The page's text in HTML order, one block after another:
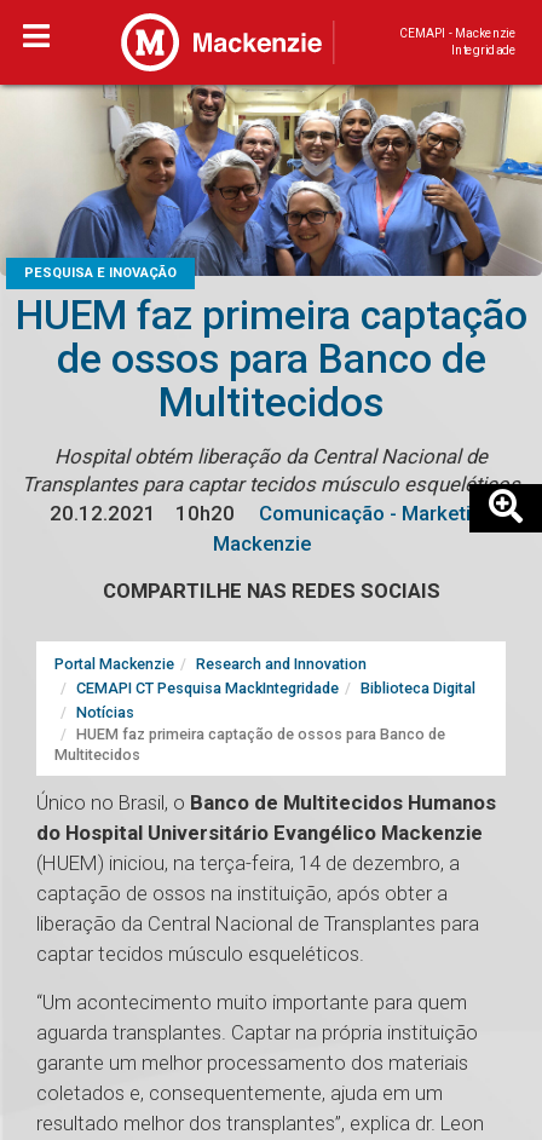
CEMAPI - Mackenzie
Integridade
PESQUISA E INOVAÇÃO
HUEM faz primeira captação
de ossos para Banco de
Multitecidos
Hospital obtém liberação da Central Nacional de
Transplantes para captar tecidos músculo esqueléticos
20.12.2021
10h20
Comunicação - Marketing
Mackenzie
COMPARTILHE NAS REDES SOCIAIS
Portal Mackenzie
Research and Innovation
CEMAPI CT Pesquisa MackIntegridade
Biblioteca Digital
Notícias
HUEM faz primeira captação de ossos para Banco de
Multitecidos
Único no Brasil, o Banco de Multitecidos Humanos
do Hospital Universitário Evangélico Mackenzie
(HUEM) iniciou, na terça-feira, 14 de dezembro, a
captação de ossos na instituição, após obter a
liberação da Central Nacional de Transplantes para
captar tecidos músculo esqueléticos.
“Um acontecimento muito importante para quem
aguarda transplantes. Captar na própria instituição
garante um melhor processamento dos materiais
coletados e, consequentemente, ajuda em um
resultado melhor dos transplantes”, explica dr. Leon